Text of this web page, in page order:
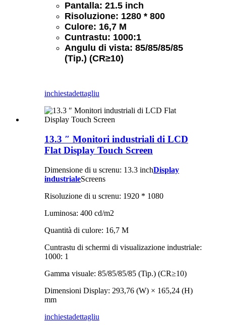
Pantalla: 21.5 inch
Risoluzione: 1280 * 800
Culore: 16,7 M
Cuntrastu: 1000:1
Angulu di vista: 85/85/85/85
(Tip.) (CR≥10)
inchiestadettagliu
13.3 ″ Monitori industriali di LCD
Flat Display Touch Screen
Dimensione di u screnu: 13.3 inchDisplay
industrialeScreens
Risoluzione di u screnu: 1920 * 1080
Luminosa: 400 cd/m2
Quantità di culore: 16,7 M
Cuntrastu di schermi di visualizazione industriale:
1000: 1
Gamma visuale: 85/85/85/85 (Tip.) (CR≥10)
Dimensioni Display: 293,76 (W) × 165,24 (H)
mm
inchiestadettagliu